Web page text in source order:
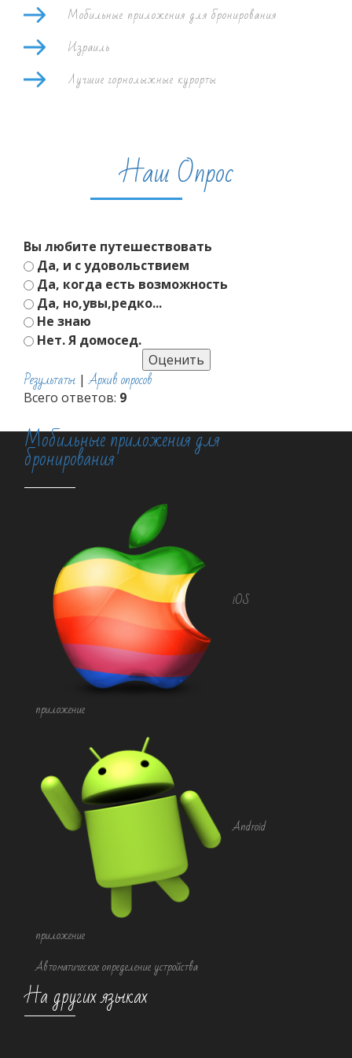
Мобильные приложения для бронирования
Израиль
Лучшие горнолыжные курорты
Наш Опрос
Вы любите путешествовать
Да, и с удовольствием
Да, когда есть возможность
Да, но,увы,редко...
Не знаю
Нет. Я домосед.
Результаты |Архив опросов
Всего ответов: 9
Мобильные приложения для
бронирования
iOS
приложение
Android
приложение
Автоматическое определение устройства
На других языках